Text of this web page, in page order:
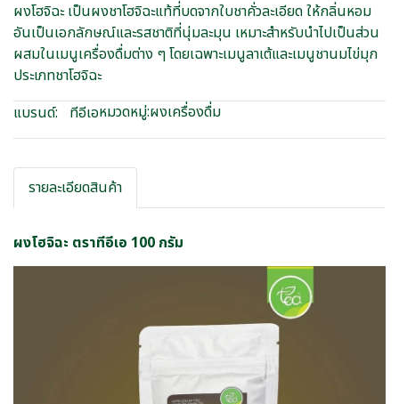
ผงโฮจิฉะ เป็นผงชาโฮจิฉะแท้ที่บดจากใบชาคั่วละเอียด ให้กลิ่นหอม
อันเป็นเอกลักษณ์และรสชาติที่นุ่มละมุน เหมาะสำหรับนำไปเป็นส่วน
ผสมในเมนูเครื่องดื่มต่าง ๆ โดยเฉพาะเมนูลาเต้และเมนูชานมไข่มุก
ประเภทชาโฮจิฉะ
แบรนด์:
ทีอีเอหมวดหมู่:ผงเครื่องดื่ม
รายละเอียดสินค้า
ผงโฮจิฉะ ตราทีอีเอ 100 กรัม